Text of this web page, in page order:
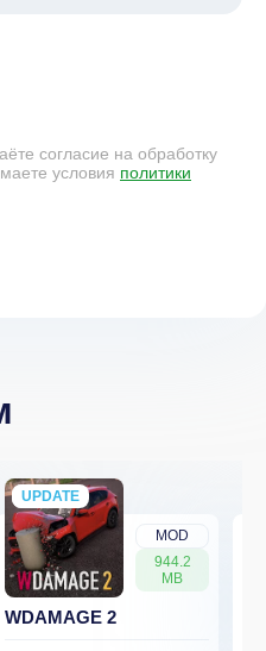
согласие на обработку
условия политики
MOD
944.2
MB
UPDATE
NEW
WDAMAGE 2